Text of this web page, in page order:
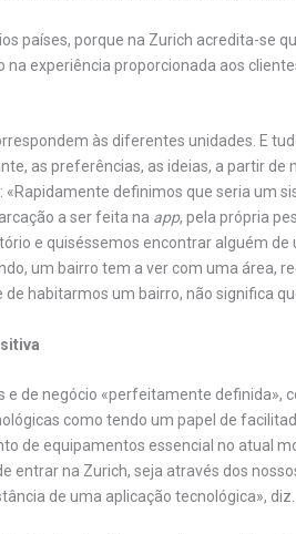
países, porque na Zurich acredita-se
experiência proporcionada aos
às diferentes unidades. E
as preferências, as ideias, a partir de
«Rapidamente definimos que seria um
a ser feita na app, pela própria
e quiséssemos encontrar alguém
um bairro tem a ver com uma área,
habitarmos um bairro, não significa
de negócio «perfeitamente definida»,
como tendo um papel de
de equipamentos essencial no atual
entrar na Zurich, seja através dos
de uma aplicação tecnológica», diz.